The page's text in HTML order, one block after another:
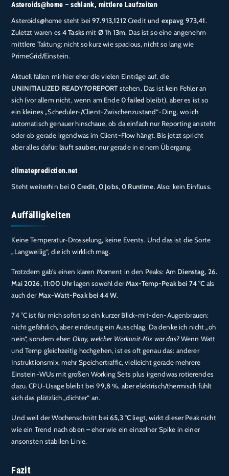
Asteroids@home – schlank, mittlere Laufzeiten
Asteroids@home steht bei97.913,1212Credit und expavg 973,41.
Zuletzt waren es4 Tasksmit Ø 1h 13m. Das ist so eine angenehm
mittlere Taktung: nicht so kurz wie spacious, nicht so lang wie
PrimeGrid/Einstein.
Aktuell fallen mir hier eher die vielen Einträge auf, die
UNINITIALIZED READYTOREPORTstehen. Das ist kein Fehler an
sich (vor allem nicht, wenn am Ende0 failed bleibt), aber es ist so
ein kleines „Scheduler-/Client-Zwischenzustand“-Ding, wo ich
automatisch genauer hinschaue, ob da einfach nur Reporting ansteht
oder ob gerade irgendwas im Client-Flow hängt. Bis jetzt spricht
aber alles dafür:läuft sauber, nur gerade in einem Übergang.
climateprediction.net
Steht weiterhin bei0 Credit, 0 Jobs,0 Runtime. Also: kein Einfluss.
Auffälligkeiten
Keine Temperatur-Drosselung, keine Events. Und das ist die Sorte
„Langweilig“, die ich wirklich mag.
Trotzdem gab’s einen klaren Moment in den Peaks: Am Dienstag, 26.
Mai 2026, 11:00 Uhrlagen sowohl derMax-Temp-Peak bei 74 °C als
auch derMax-Watt-Peak bei 44 W.
74 °C ist für mich sofort so ein kurzer Blick-mit-den-Augenbrauen:
nicht gefährlich, aber eindeutig ein Ausschlag. Da denke ich nicht „oh
nein“, sondern eher: Okay, welcher Workunit-Mix war das?Wenn Watt
und Temp gleichzeitig hochgehen, ist es oft genau das: anderer
Instruktionsmix, mehr Speichertraffic, vielleicht gerade mehrere
Einstein-WUs mit großen Working Sets plus irgendwas rotierendes
dazu. CPU-Usage bleibt bei 99,8 %, aber elektrisch/thermisch fühlt
sich das plötzlich „dichter“ an.
Und weil der Wochenschnitt bei65,3 °Cliegt, wirkt dieser Peak nicht
wie ein Trend nach oben – eher wie ein einzelner Spike in einer
ansonsten stabilen Linie.
Fazit